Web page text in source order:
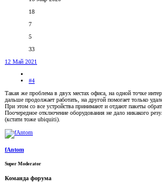
18
7
5
33
12 Май 2021
#4
Такая же проблема в двух местах офиса, на одной точке
дальше продолжает работать, на другой помогает только
При этом со все устройства принимают и отдают пакеты
Поочередное отключение оборудования не дало никакого
(кстати тоже ubiquiti).
fAntom
Super Moderator
Команда форума